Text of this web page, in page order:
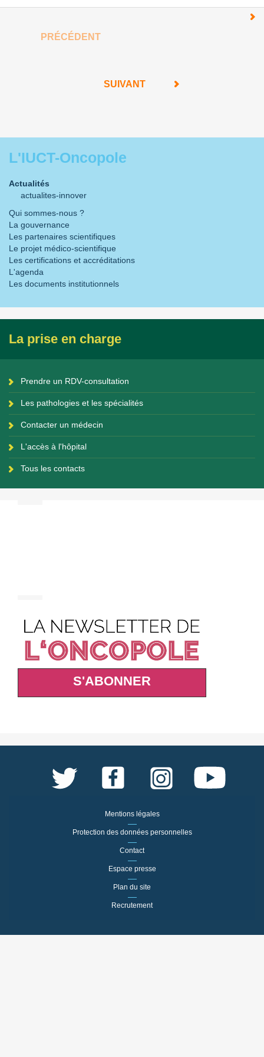
PRÉCÉDENT
SUIVANT
L'IUCT-Oncopole
Actualités
actualites-innover
Qui sommes-nous ?
La gouvernance
Les partenaires scientifiques
Le projet médico-scientifique
Les certifications et accréditations
L'agenda
Les documents institutionnels
La prise en charge
Prendre un RDV-consultation
Les pathologies et les spécialités
Contacter un médecin
L'accès à l'hôpital
Tous les contacts
S'ABONNER
Mentions légales
Protection des données personnelles
Contact
Espace presse
Plan du site
Recrutement